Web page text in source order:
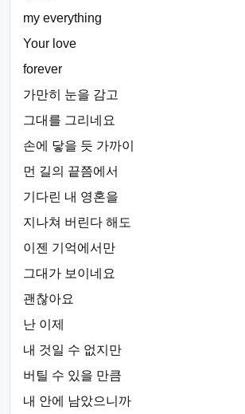
my everything
Your love
forever
가만히 눈을 감고
그대를 그리네요
손에 닿을 듯 가까이
먼 길의 끝쯤에서
기다린 내 영혼을
지나쳐 버린다 해도
이젠 기억에서만
그대가 보이네요
괜찮아요
난 이제
내 것일 수 없지만
버틸 수 있을 만큼
내 안에 남았으니까